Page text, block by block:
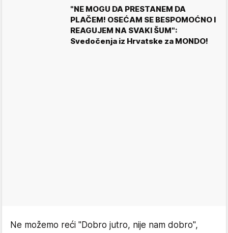
"NE MOGU DA PRESTANEM DA
PLAČEM! OSEĆAM SE BESPOMOĆNO I
REAGUJEM NA SVAKI ŠUM":
Svedočenja iz Hrvatske za MONDO!
Ne možemo reći "Dobro jutro, nije nam dobro",